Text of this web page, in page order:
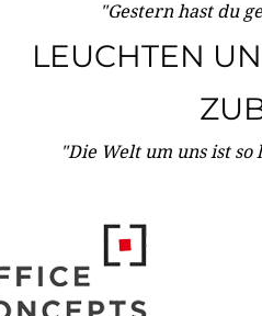
"Gestern hast du
LEUCHTEN
"Die Welt um uns ist